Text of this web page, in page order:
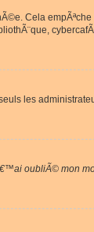
Cela
les
oubliÃ© mon